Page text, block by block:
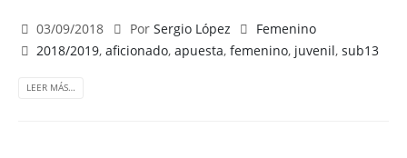
03/09/2018 Por Sergio López
Femenino
2018/2019,aficionado,apuesta,femenino, juvenil,sub13
LEER MÁS…